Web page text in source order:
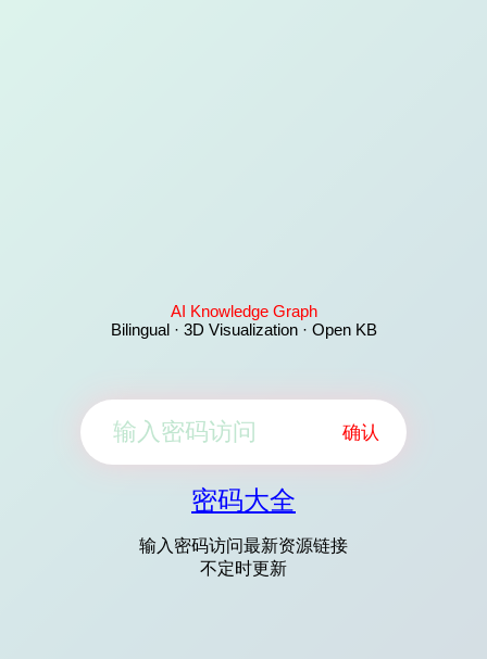
AI Knowledge Graph
Bilingual · 3D Visualization · Open KB
确认
密码大全
输入密码访问最新资源链接
不定时更新